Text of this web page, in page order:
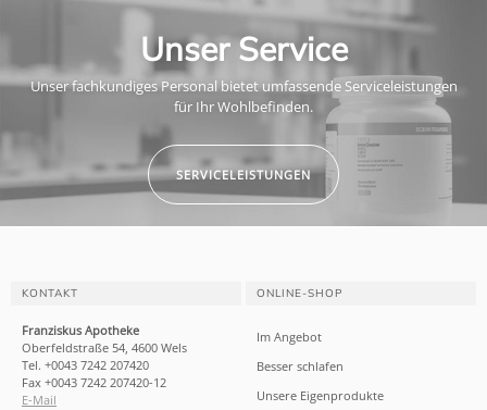
Unser Service
Unser fachkundiges Personal bietet umfassende Serviceleistungen
für Ihr Wohlbefinden.
SERVICELEISTUNGEN
KONTAKT
Franziskus Apotheke
Oberfeldstraße 54, 4600 Wels
Tel. +0043 7242 207420
Fax +0043 7242 207420-12
E-Mail
ONLINE-SHOP
Im Angebot
Besser schlafen
Unsere Eigenprodukte